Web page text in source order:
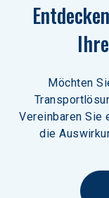
Möchten
Vereinbaren Sie
die